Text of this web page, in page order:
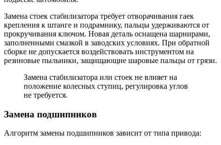
Замена стоек стабилизатора требует отворачивания гаек
крепления к штанге и подрамнику, пальцы удерживаются от
прокручивания ключом. Новая деталь оснащена шарнирами,
заполненными смазкой в заводских условиях. При обратной
сборке не допускается воздействовать инструментом на
резиновые пыльники, защищающие шаровые пальцы от грязи.
Замена стабилизатора или стоек не влияет на
положение колесных ступиц, регулировка углов
не требуется.
Замена подшипников
Алгоритм замены подшипников зависит от типа привода: